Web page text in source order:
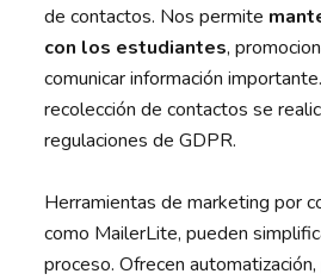
de contactos. Nos permite
con los estudiantes,
comunicar información
recolección de contactos se
regulaciones de GDPR.
Herramientas de marketing por
como MailerLite, pueden
proceso. Ofrecen